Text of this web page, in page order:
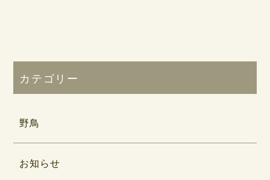
カテゴリー
野鳥
お知らせ